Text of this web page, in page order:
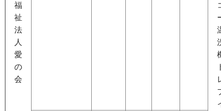
福
祉
法
人
愛
の
会